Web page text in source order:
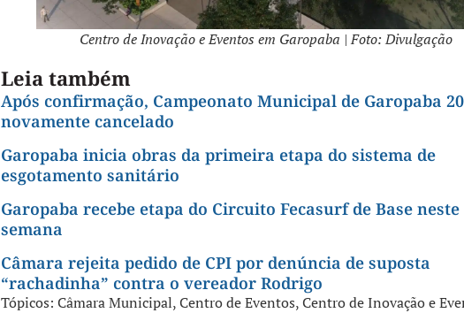
Centro de Inovação e Eventos em Garopaba | Foto: Divulgação
Leia também
Após confirmação, Campeonato Municipal de Garopaba
novamente cancelado
Garopaba inicia obras da primeira etapa do sistema de
esgotamento sanitário
Garopaba recebe etapa do Circuito Fecasurf de Base
semana
Câmara rejeita pedido de CPI por denúncia de suposta
“rachadinha” contra o vereador Rodrigo
Tópicos: Câmara Municipal,Centro de Eventos,Centro de Inovação e